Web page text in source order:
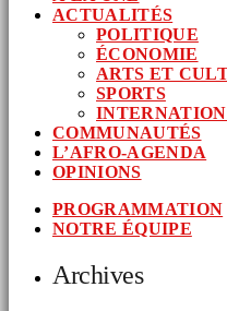
ACTUALITÉS
POLITIQUE
ÉCONOMIE
ARTS ET
SPORTS
COMMUNAUTÉS
L’AFRO-AGENDA
OPINIONS
PROGRAMMATION
NOTRE ÉQUIPE
Archives